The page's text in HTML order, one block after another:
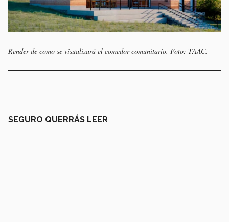
Render de como se visualizará el comedor comunitario. Foto: TAAC.
SEGURO QUERRÁS LEER